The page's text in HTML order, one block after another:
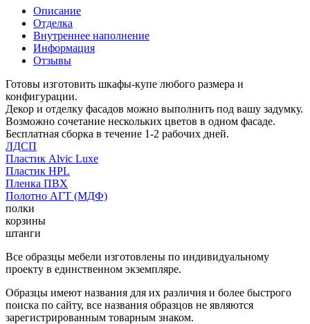
Описание
Отделка
Внутреннее наполнение
Информация
Отзывы
Готовы изготовить шкафы-купе любого размера и
конфигурации.
Декор и отделку фасадов можно выполнить под вашу задумку.
Возможно сочетание нескольких цветов в одном фасаде.
Бесплатная сборка в течение 1-2 рабочих дней.
ЛДСП
Пластик Alvic Luxe
Пластик HPL
Пленка ПВХ
Полотно АГТ (МДФ)
полки
корзины
штанги
Все образцы мебели изготовлены по индивидуальному
проекту в единственном экземпляре.
Образцы имеют названия для их различия и более быстрого
поиска по сайту, все названия образцов не являются
зарегистрированным товарным знаком.